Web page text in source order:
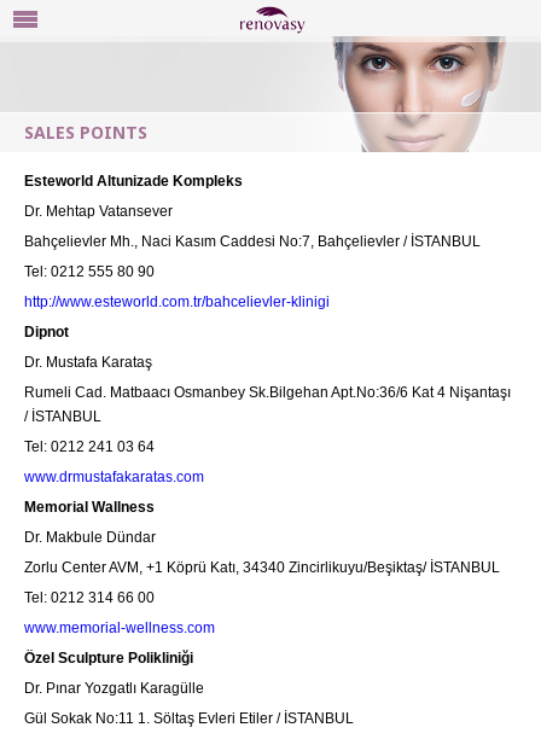
WHY RENOVASY
PRODUCTS
OUR RECOMMENDATIONS
MEDIA
FAQ
PRACTICING CLINICS
CONTACT
BLOG
SALES POINTS
Esteworld Altunizade Kompleks
Dr. Mehtap Vatansever
Bahçelievler Mh., Naci Kasım Caddesi No:7, Bahçelievler / İSTANBUL
Tel: 0212 555 80 90
http://www.esteworld.com.tr/bahcelievler-klinigi
Dipnot
Dr. Mustafa Karataş
Rumeli Cad. Matbaacı Osmanbey Sk.Bilgehan Apt.No:36/6 Kat 4 Nişantaşı
/ İSTANBUL
Tel: 0212 241 03 64
www.drmustafakaratas.com
Memorial Wallness
Dr. Makbule Dündar
Zorlu Center AVM, +1 Köprü Katı, 34340 Zincirlikuyu/Beşiktaş/ İSTANBUL
Tel: 0212 314 66 00
www.memorial-wellness.com
Özel Sculpture Polikliniği
Dr. Pınar Yozgatlı Karagülle
Gül Sokak No:11 1. Söltaş Evleri Etiler / İSTANBUL